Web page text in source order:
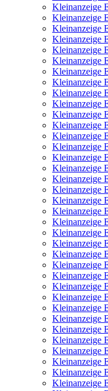
Kleinanzeige
Kleinanzeige
Kleinanzeige
Kleinanzeige
Kleinanzeige
Kleinanzeige
Kleinanzeige
Kleinanzeige
Kleinanzeige
Kleinanzeige
Kleinanzeige
Kleinanzeige
Kleinanzeige
Kleinanzeige
Kleinanzeige
Kleinanzeige
Kleinanzeige
Kleinanzeige
Kleinanzeige
Kleinanzeige
Kleinanzeige
Kleinanzeige
Kleinanzeige
Kleinanzeige
Kleinanzeige
Kleinanzeige
Kleinanzeige
Kleinanzeige
Kleinanzeige
Kleinanzeige
Kleinanzeige
Kleinanzeige
Kleinanzeige
Kleinanzeige
Kleinanzeige
Kleinanzeige